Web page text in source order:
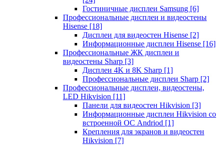
Гостиничные дисплеи Samsung [6]
Профессиональные дисплеи и видеостены
Hisense [18]
Дисплеи для видеостен Hisense [2]
Информационные дисплеи Hisense [16]
Профессиональные ЖК дисплеи и
видеостены Sharp [3]
Дисплеи 4K и 8K Sharp [1]
Профессиональные дисплеи Sharp [2]
Профессиональные дисплеи, видеостены,
LED Hikvision [11]
Панели для видеостен Hikvision [3]
Информационные дисплеи Hikvision со
встроенной ОС Andriod [1]
Крепления для экранов и видеостен
Hikvision [7]